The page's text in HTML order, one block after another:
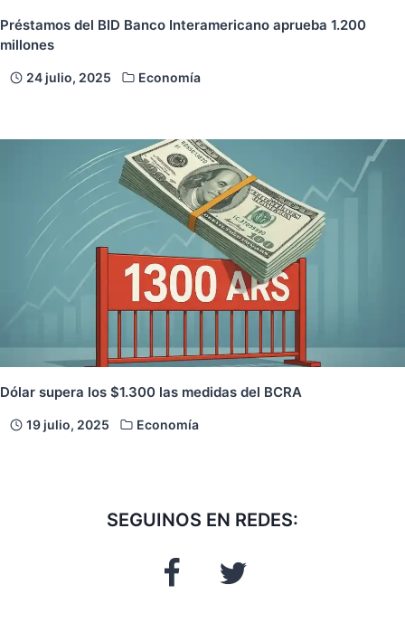
Préstamos del BID Banco Interamericano aprueba 1.200
millones
24 julio, 2025 Economía
Dólar supera los $1.300 las medidas del BCRA
19 julio, 2025 Economía
SEGUINOS EN REDES: